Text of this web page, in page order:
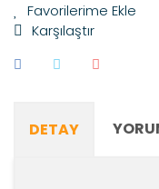
Karşılaştır
DETAY